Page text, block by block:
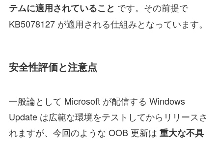
テムに適用されていること です。その前提で
KB5078127 が適用される仕組みとなっています。
安全性評価と注意点
一般論として Microsoft が配信する Windows
Update は広範な環境をテストしてからリリースさ
れますが、今回のような OOB 更新は 重大な不具